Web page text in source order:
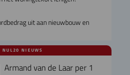
uit aan nieuwbouw en
NUL20 NIEUWS
Armand van de Laar per 1